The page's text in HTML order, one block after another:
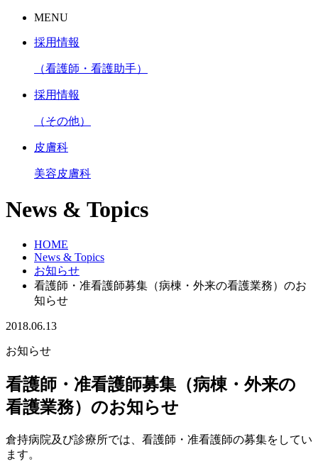
MENU
採用情報
（看護師・看護助手）
採用情報
（その他）
皮膚科
美容皮膚科
News & Topics
HOME
News & Topics
お知らせ
看護師・准看護師募集（病棟・外来の看護業務）のお
知らせ
2018.06.13
お知らせ
看護師・准看護師募集（病棟・外来の
看護業務）のお知らせ
倉持病院及び診療所では、看護師・准看護師の募集をしてい
ます。